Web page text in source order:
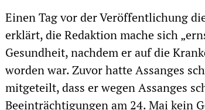
Einen Tag vor der Veröffentlichung
erklärt, die Redaktion mache sich
Gesundheit, nachdem er auf die
worden war. Zuvor hatte Assanges
mitgeteilt, dass er wegen Assanges
Beeinträchtigungen am 24. Mai kein